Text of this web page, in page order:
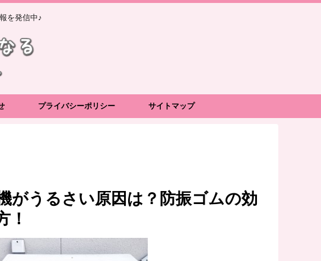
を発信中♪
プライバシーポリシー サイトマップ
がうるさい原因は？防振ゴムの効
！